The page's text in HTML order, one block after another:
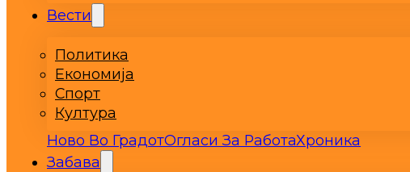
Вести
Политика
Економија
Спорт
Култура
Ново Во ГрадотОгласи За РаботаХроника
Забава